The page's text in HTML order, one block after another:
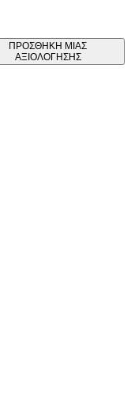
ΠΡΟΣΘΉΚΗ ΜΊΑΣ
ΑΞΙΟΛΌΓΗΣΗΣ